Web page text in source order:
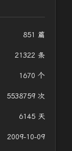
851 篇
21322 条
1670 个
5538759 次
6145 天
2009-10-09